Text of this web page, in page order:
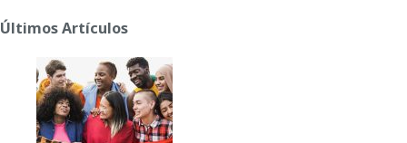
Últimos Artículos